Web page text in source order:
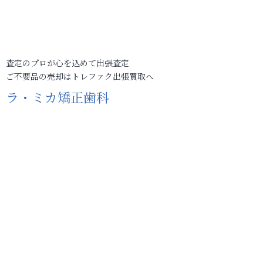
査定のプロが心を込めて出張査定
ご不要品の売却はトレファク出張買取へ
ラ・ミカ矯正歯科